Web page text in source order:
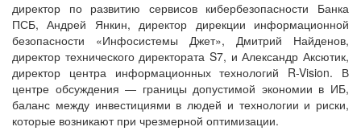
директор по развитию сервисов кибербезопасности Банка
ПСБ, Андрей Янкин, директор дирекции информационной
безопасности «Инфосистемы Джет», Дмитрий Найденов,
директор технического директората S7, и Александр Аксютик,
директор центра информационных технологий R-Vision. В
центре обсуждения — границы допустимой экономии в ИБ,
баланс между инвестициями в людей и технологии и риски,
которые возникают при чрезмерной оптимизации.